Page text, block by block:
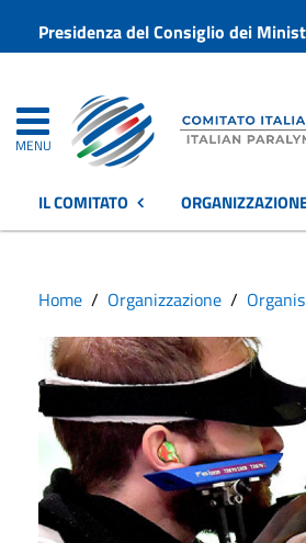
Presidenza del Consiglio dei
MENU
IL COMITATO
Home Organizzazione